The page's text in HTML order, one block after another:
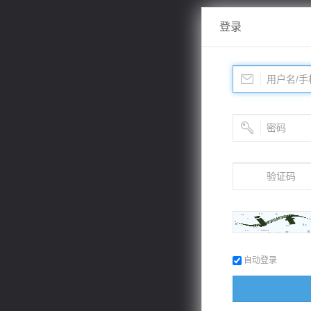
登录
自动登录